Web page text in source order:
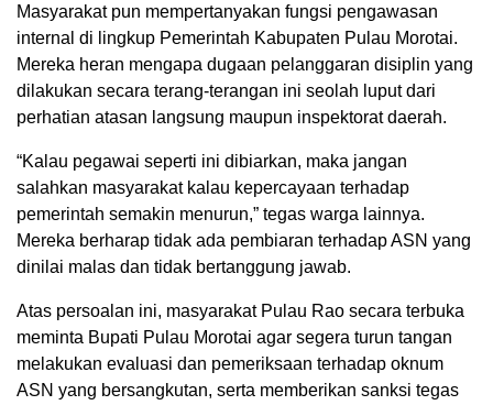
Masyarakat pun mempertanyakan fungsi pengawasan
internal di lingkup Pemerintah Kabupaten Pulau Morotai.
Mereka heran mengapa dugaan pelanggaran disiplin yang
dilakukan secara terang-terangan ini seolah luput dari
perhatian atasan langsung maupun inspektorat daerah.
“Kalau pegawai seperti ini dibiarkan, maka jangan
salahkan masyarakat kalau kepercayaan terhadap
pemerintah semakin menurun,” tegas warga lainnya.
Mereka berharap tidak ada pembiaran terhadap ASN yang
dinilai malas dan tidak bertanggung jawab.
Atas persoalan ini, masyarakat Pulau Rao secara terbuka
meminta Bupati Pulau Morotai agar segera turun tangan
melakukan evaluasi dan pemeriksaan terhadap oknum
ASN yang bersangkutan, serta memberikan sanksi tegas